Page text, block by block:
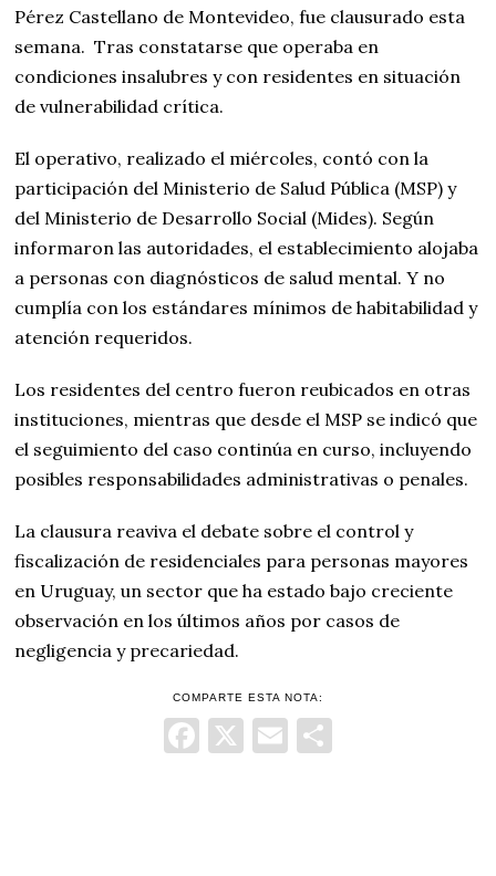
Pérez Castellano de Montevideo, fue clausurado esta
semana. Tras constatarse que operaba en
condiciones insalubres y con residentes en situación
de vulnerabilidad crítica.
El operativo, realizado el miércoles, contó con la
participación del Ministerio de Salud Pública (MSP) y
del Ministerio de Desarrollo Social (Mides). Según
informaron las autoridades, el establecimiento alojaba
a personas con diagnósticos de salud mental. Y no
cumplía con los estándares mínimos de habitabilidad y
atención requeridos.
Los residentes del centro fueron reubicados en otras
instituciones, mientras que desde el MSP se indicó que
el seguimiento del caso continúa en curso, incluyendo
posibles responsabilidades administrativas o penales.
La clausura reaviva el debate sobre el control y
fiscalización de residenciales para personas mayores
en Uruguay, un sector que ha estado bajo creciente
observación en los últimos años por casos de
negligencia y precariedad.
COMPARTE ESTA NOTA:
Facebook
X Email